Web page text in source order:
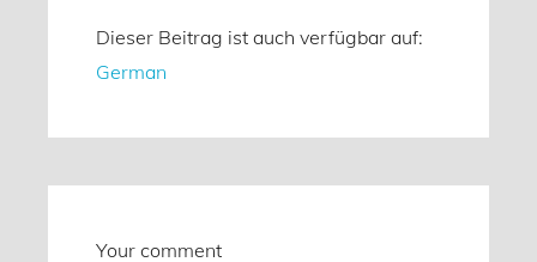
Dieser Beitrag ist auch verfügbar auf:
German
Your comment